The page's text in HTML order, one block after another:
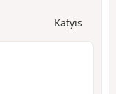
Katyis